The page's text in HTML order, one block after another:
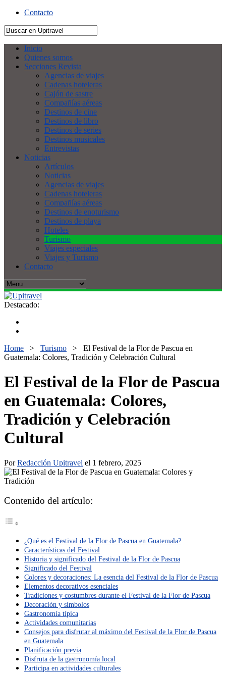
Contacto
Inicio
Quienes somos
Secciones Revista
Agencias de viajes
Cadenas hoteleras
Cajón de sastre
Compañías aéreas
Destinos de cine
Destinos de libro
Destinos de series
Destinos musicales
Entrevistas
Noticias
Artículos
Noticias
Agencias de viajes
Cadenas hoteleras
Compañías aéreas
Destinos de enoturismo
Destinos de playa
Hoteles
Turismo
Viajes especiales
Viajes y Turismo
Contacto
Destacado:
Home > Turismo > El Festival de la Flor de Pascua en
Guatemala: Colores, Tradición y Celebración Cultural
El Festival de la Flor de Pascua
en Guatemala: Colores,
Tradición y Celebración
Cultural
PorRedacción Upitravel el 1 febrero, 2025
Contenido del artículo:
¿Qué es el Festival de la Flor de Pascua en Guatemala?
Características del Festival
Historia y significado del Festival de la Flor de Pascua
Significado del Festival
Colores y decoraciones: La esencia del Festival de la Flor de Pascua
Elementos decorativos esenciales
Tradiciones y costumbres durante el Festival de la Flor de Pascua
Decoración y símbolos
Gastronomía típica
Actividades comunitarias
Consejos para disfrutar al máximo del Festival de la Flor de Pascua
en Guatemala
Planificación previa
Disfruta de la gastronomía local
Participa en actividades culturales